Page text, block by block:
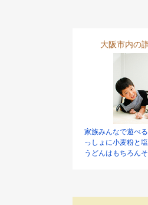
大阪市内の
家族みんなで遊べ
っしょに小麦粉と
うどんはもちろん